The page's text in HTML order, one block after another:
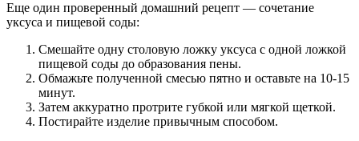
Еще один проверенный домашний рецепт — сочетание
уксуса и пищевой соды:
Смешайте одну столовую ложку уксуса с одной ложкой
пищевой соды до образования пены.
Обмажьте полученной смесью пятно и оставьте на 10-15
минут.
Затем аккуратно протрите губкой или мягкой щеткой.
Постирайте изделие привычным способом.